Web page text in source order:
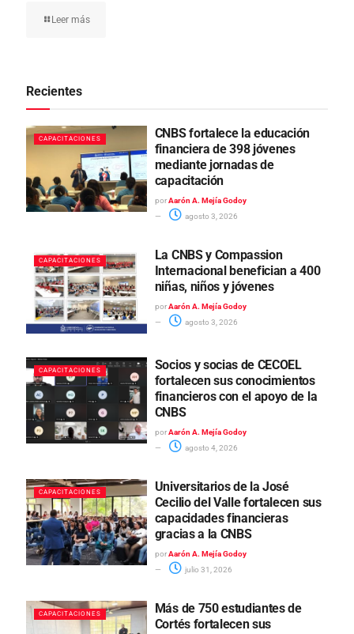
Leer más
Recientes
CAPACITACIONES
CNBS fortalece la educación
financiera de 398 jóvenes
mediante jornadas de
capacitación
por Aarón A. Mejía Godoy
agosto 3, 2026
CAPACITACIONES
La CNBS y Compassion
Internacional benefician a 400
niñas, niños y jóvenes
por Aarón A. Mejía Godoy
agosto 3, 2026
CAPACITACIONES
Socios y socias de CECOEL
fortalecen sus conocimientos
financieros con el apoyo de la
CNBS
por Aarón A. Mejía Godoy
agosto 4, 2026
CAPACITACIONES
Universitarios de la José
Cecilio del Valle fortalecen sus
capacidades financieras
gracias a la CNBS
por Aarón A. Mejía Godoy
julio 31, 2026
CAPACITACIONES
Más de 750 estudiantes de
Cortés fortalecen sus